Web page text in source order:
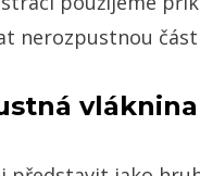
nerozpustnou
vláknina